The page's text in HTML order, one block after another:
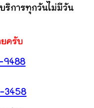
ริการทุกวันไม่มีวัน
ยครับ
9488
3458